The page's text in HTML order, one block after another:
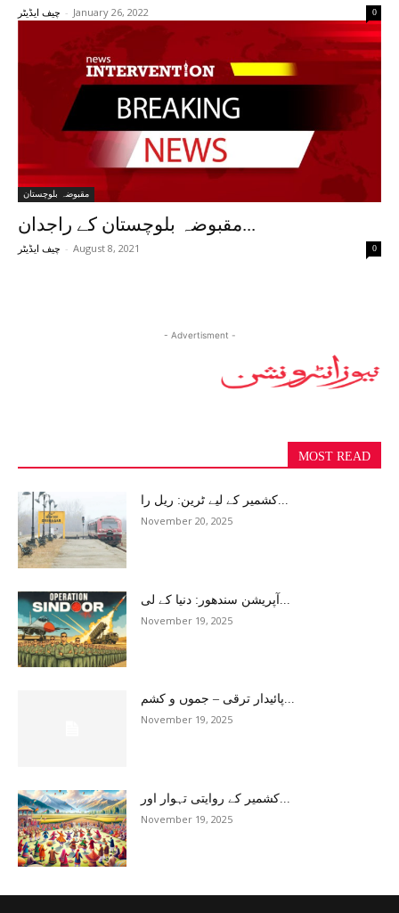
چیف ایڈیٹر - January 26, 2022 0
مقبوضہ بلوچستان
مقبوضہ بلوچستان کے راجدان...
چیف ایڈیٹر - August 8, 2021 0
- Advertisment -
MOST READ
کشمیر کے لیے ٹرین: ریل را...
November 20, 2025
November 19, 2025
پائیدار ترقی – جموں و کشم...
November 19, 2025
کشمیر کے روایتی تہوار اور...
November 19, 2025